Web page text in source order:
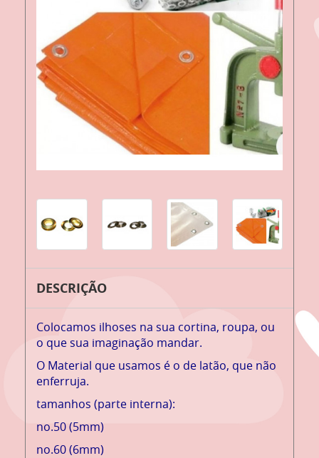
DESCRIÇÃO
Colocamos ilhoses na sua cortina, roupa, ou
o que sua imaginação mandar.
O Material que usamos é o de latão, que não
enferruja.
tamanhos (parte interna):
no.50 (5mm)
no.60 (6mm)